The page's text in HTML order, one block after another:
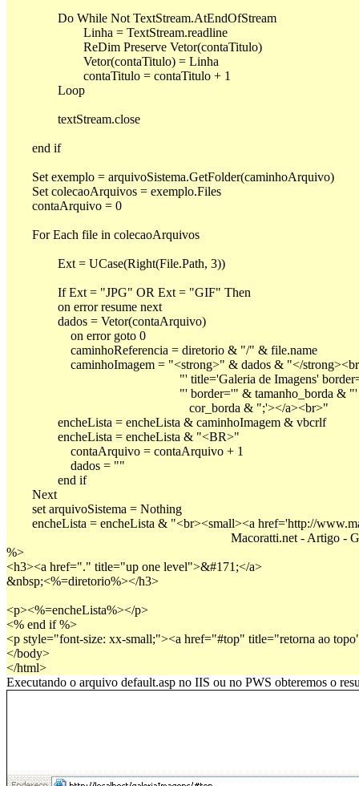
		Do While Not TextStream.AtEndOfStream
			Linha = TextStream.readline
			ReDim Preserve Vetor(contaTitulo)
			Vetor(contaTitulo) = Linha
			contaTitulo = contaTitulo + 1
	Set exemplo = arquivoSistema.GetFolder(caminhoArquivo)
	Set colecaoArquivos = exemplo.Files
	contaArquivo = 0
	For Each file in colecaoArquivos
		Ext = UCase(Right(File.Path, 3))
		If Ext = "JPG" OR Ext = "GIF" Then
	        on error resume next
	    	dados = Vetor(contaArquivo)
		    on error goto 0
		    caminhoReferencia = diretorio & "/" & file.name
"' title='Galeria de
"' border='" &
                                                         cor_borda & ";'></a><br>"
	        encheLista = encheLista & caminhoImagem & vbcrlf
	        encheLista = encheLista & "<BR>"
		    contaArquivo = contaArquivo + 1
		    dados = ""
		end if
	Next
	set arquivoSistema = Nothing
Macoratti.net
%>
<h3><a href="." title="up one level">&#171;</a>
&nbsp;<%=diretorio%></h3>
<p><%=encheLista%></p>
<% end if %>
<p style="font-size: xx-small;"><a href="#top" title="retorna ao
</body>
</html>
Executando o arquivo default.asp no IIS ou no PWS obteremos o